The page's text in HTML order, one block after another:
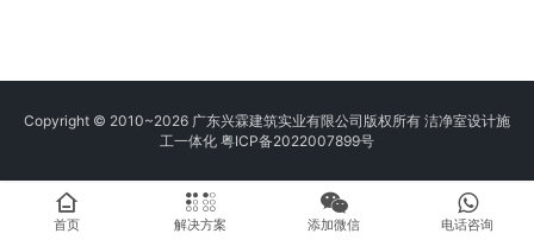
Copyright © 2010~2026 广东兴霖建筑实业有限公司版权所有 洁净室设计施
工一体化 粤ICP备2022007899号
首页 解决方案 添加微信 电话咨询